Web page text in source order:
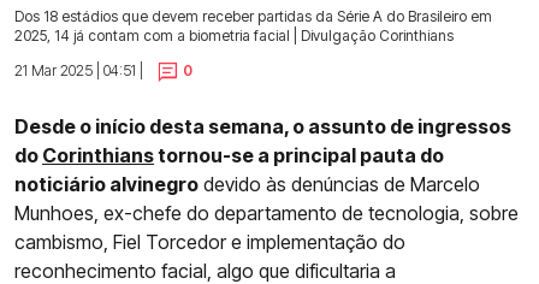
Dos 18 estádios que devem receber partidas da Série A do Brasileiro em
2025, 14 já contam com a biometria facial | Divulgação Corinthians
21 Mar 2025 | 04:51 |
0
Desde o início desta semana, o assunto de ingressos
do Corinthianstornou-se a principal pauta do
noticiário alvinegro devido às denúncias de Marcelo
Munhoes, ex-chefe do departamento de tecnologia, sobre
cambismo, Fiel Torcedor e implementação do
reconhecimento facial, algo que dificultaria a